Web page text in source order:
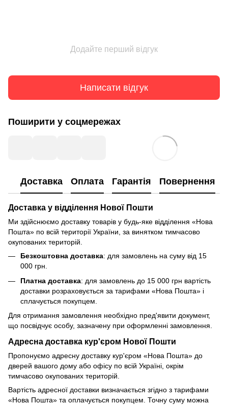
Додайте перший відгук
Написати відгук
Поширити у соцмережах
Доставка Оплата Гарантія Повернення
Доставка у відділення Нової Пошти
Ми здійснюємо доставку товарів у будь-яке відділення «Нова
Пошта» по всій території України, за винятком тимчасово
окупованих територій.
Безкоштовна доставка: для замовлень на суму від 15
000 грн.
Платна доставка: для замовлень до 15 000 грн вартість
доставки розраховується за тарифами «Нова Пошта» і
сплачується покупцем.
Для отримання замовлення необхідно пред'явити документ,
що посвідчує особу, зазначену при оформленні замовлення.
Адресна доставка кур'єром Нової Пошти
Пропонуємо адресну доставку кур'єром «Нова Пошта» до
дверей вашого дому або офісу по всій Україні, окрім
тимчасово окупованих територій.
Вартість адресної доставки визначається згідно з тарифами
«Нова Пошта» та оплачується покупцем. Точну суму можна